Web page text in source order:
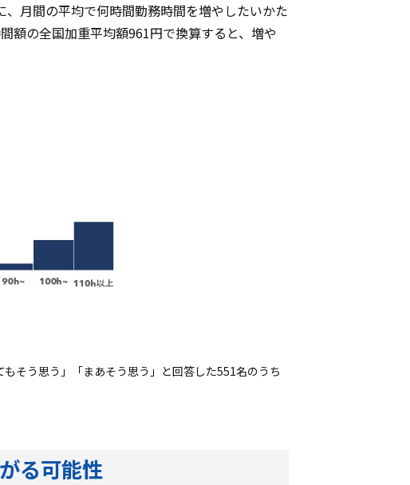
月間の平均で何時間勤務時間を増やしたいかた
額の全国加重平均額961円で換算すると、増や
そう思う」「まあそう思う」と回答した551名のうち
る可能性